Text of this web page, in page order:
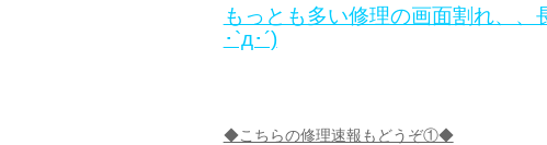
もっとも多い修理の画面割れ、
･`д･´)
◆こちらの修理速報もどうぞ①◆